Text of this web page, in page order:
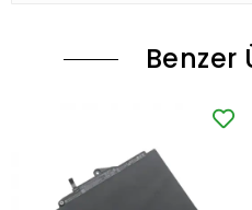
Benzer